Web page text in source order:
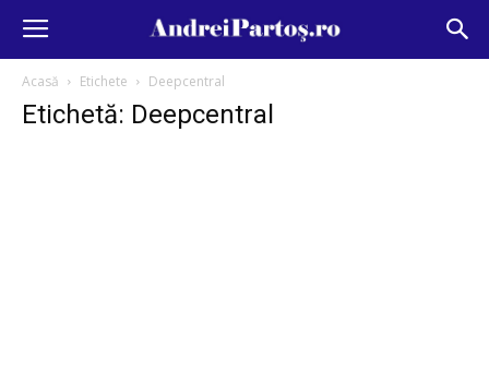
Acasă Etichete Deepcentral
Etichetă: Deepcentral